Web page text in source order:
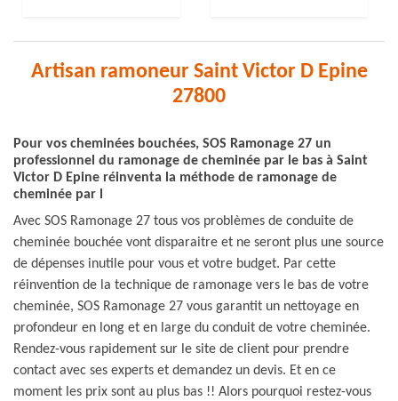
Artisan ramoneur Saint Victor D Epine
27800
Pour vos cheminées bouchées, SOS Ramonage 27 un
professionnel du ramonage de cheminée par le bas à Saint
Victor D Epine réinventa la méthode de ramonage de
cheminée par l
Avec SOS Ramonage 27 tous vos problèmes de conduite de
cheminée bouchée vont disparaitre et ne seront plus une source
de dépenses inutile pour vous et votre budget. Par cette
réinvention de la technique de ramonage vers le bas de votre
cheminée, SOS Ramonage 27 vous garantit un nettoyage en
profondeur en long et en large du conduit de votre cheminée.
Rendez-vous rapidement sur le site de client pour prendre
contact avec ses experts et demandez un devis. Et en ce
moment les prix sont au plus bas !! Alors pourquoi restez-vous